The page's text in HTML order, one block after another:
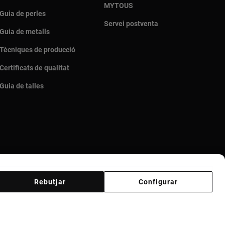
Guia de perles
Guia de metalls
Tècniques de producció
Certificats de qualitat
Guia de talles
MYTOUS
Servei postventa
Configurar
Rebutjar